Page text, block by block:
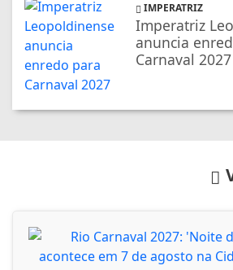
IMPERATRIZ
Imperatriz
anuncia
Carnaval 2027